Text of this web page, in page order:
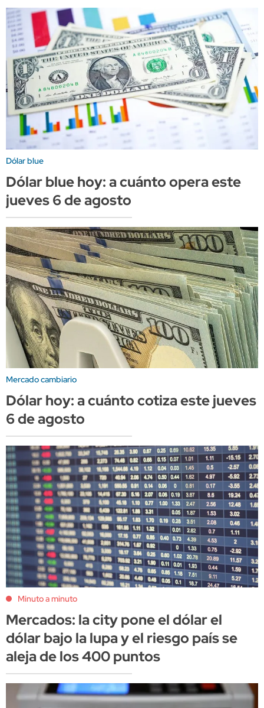
Dólar blue
Dólar blue hoy: a cuánto opera este
jueves 6 de agosto
Mercado cambiario
Dólar hoy: a cuánto cotiza este jueves
6 de agosto
Minuto a minuto
Mercados: la city pone el dólar el
dólar bajo la lupa y el riesgo país se
aleja de los 400 puntos